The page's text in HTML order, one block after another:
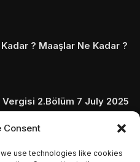
Consent
use technologies like cookies
? Maaşlar Ne Kadar ?
Vergisi 2.Bölüm 7 July 2025